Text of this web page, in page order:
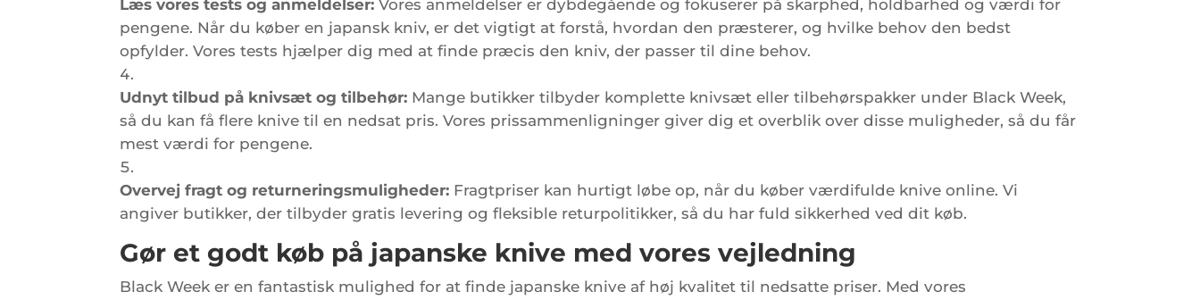
Læs vores tests og anmeldelser: Vores anmeldelser er dybdegående og fokuserer på skarphed, holdbarhed og værdi for
pengene. Når du køber en japansk kniv, er det vigtigt at forstå, hvordan den præsterer, og hvilke behov den bedst
opfylder. Vores tests hjælper dig med at finde præcis den kniv, der passer til dine behov.
Udnyt tilbud på knivsæt og tilbehør: Mange butikker tilbyder komplette knivsæt eller tilbehørspakker under Black Week,
så du kan få flere knive til en nedsat pris. Vores prissammenligninger giver dig et overblik over disse muligheder, så du får
mest værdi for pengene.
Overvej fragt og returneringsmuligheder: Fragtpriser kan hurtigt løbe op, når du køber værdifulde knive online. Vi
angiver butikker, der tilbyder gratis levering og fleksible returpolitikker, så du har fuld sikkerhed ved dit køb.
Gør et godt køb på japanske knive med vores vejledning
Black Week er en fantastisk mulighed for at finde japanske knive af høj kvalitet til nedsatte priser. Med vores